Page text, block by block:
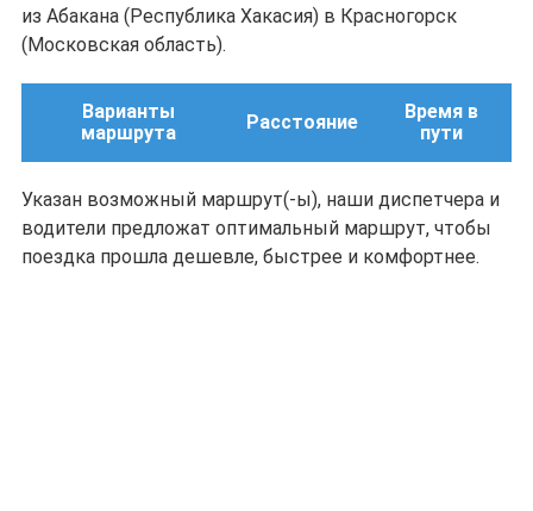
из Абакана (Республика Хакасия) в Красногорск
(Московская область).
Варианты
маршрута
Расстояние
Время в
пути
Указан возможный маршрут(-ы), наши диспетчера и
водители предложат оптимальный маршрут, чтобы
поездка прошла дешевле, быстрее и комфортнее.